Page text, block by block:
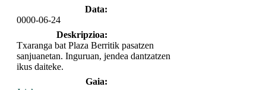
Data:
0000-06-24
Deskripzioa:
Txaranga bat Plaza Berritik pasatzen
sanjuanetan. Inguruan, jendea dantzatzen
ikus daiteke.
Gaia: